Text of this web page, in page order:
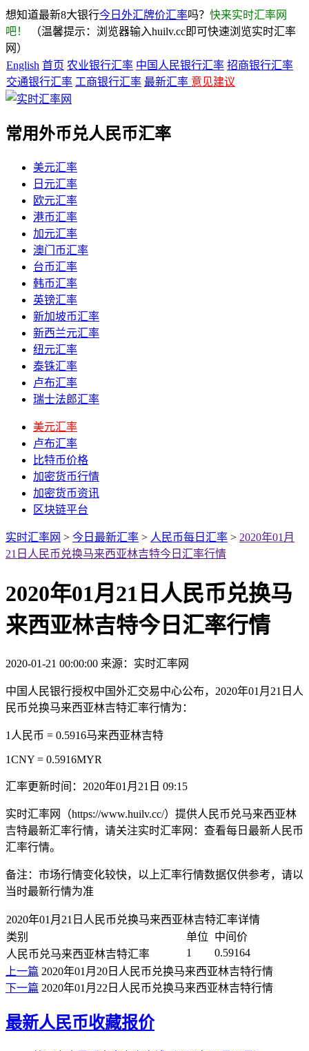
想知道最新8大银行今日外汇牌价汇率吗？ 快来实时汇率网
吧！
（温馨提示：浏览器输入huilv.cc即可快速浏览实时汇率
网）
English 首页 农业银行汇率 中国人民银行汇率 招商银行汇率
交通银行汇率 工商银行汇率 最新汇率 意见建议
常用外币兑人民币汇率
美元汇率
日元汇率
欧元汇率
港币汇率
加元汇率
澳门币汇率
台币汇率
韩币汇率
英镑汇率
新加坡币汇率
新西兰元汇率
纽元汇率
泰铢汇率
卢布汇率
瑞士法郎汇率
美元汇率
卢布汇率
比特币价格
加密货币行情
加密货币资讯
区块链平台
实时汇率网 > 今日最新汇率 > 人民币每日汇率 > 2020年01月
21日人民币兑换马来西亚林吉特今日汇率行情
2020年01月21日人民币兑换马
来西亚林吉特今日汇率行情
2020-01-21 00:00:00 来源：实时汇率网
中国人民银行授权中国外汇交易中心公布，2020年01月21日人
民币兑换马来西亚林吉特汇率行情为：
1人民币 = 0.5916马来西亚林吉特
1CNY = 0.5916MYR
汇率更新时间：2020年01月21日 09:15
实时汇率网（https://www.huilv.cc/）提供人民币兑马来西亚林
吉特最新汇率行情，请关注实时汇率网：查看每日最新人民币
汇率行情。
备注：市场行情变化较快，以上汇率行情数据仅供参考，请以
当时最新行情为准
2020年01月21日人民币兑换马来西亚林吉特汇率详情
类别
单位
中间价
人民币兑马来西亚林吉特汇率
1
0.59164
上一篇 2020年01月20日人民币兑换马来西亚林吉特行情
下一篇 2020年01月22日人民币兑换马来西亚林吉特行情
最新人民币收藏报价